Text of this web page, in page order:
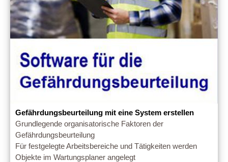
Gefährdungsbeurteilung mit eine System erstellen
Grundlegende organisatorische Faktoren der
Gefährdungsbeurteilung
Für festgelegte Arbeitsbereiche und Tätigkeiten werden
Objekte im Wartungsplaner angelegt